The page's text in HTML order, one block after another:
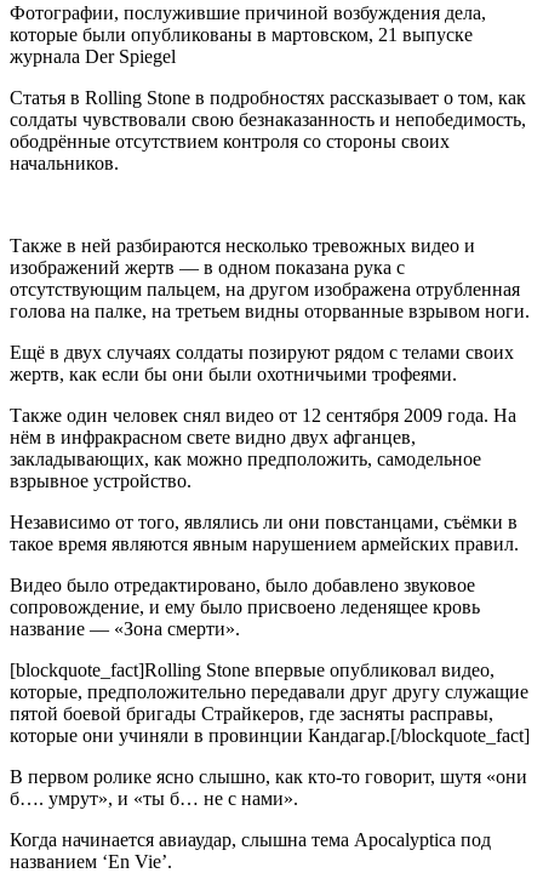
Фотографии, послужившие причиной возбуждения дела,
которые были опубликованы в мартовском, 21 выпуске
журнала Der Spiegel
Статья в Rolling Stone в подробностях рассказывает о том, как
солдаты чувствовали свою безнаказанность и непобедимость,
ободрённые отсутствием контроля со стороны своих
начальников.
Также в ней разбираются несколько тревожных видео и
изображений жертв — в одном показана рука с
отсутствующим пальцем, на другом изображена отрубленная
голова на палке, на третьем видны оторванные взрывом ноги.
Ещё в двух случаях солдаты позируют рядом с телами своих
жертв, как если бы они были охотничьими трофеями.
Также один человек снял видео от 12 сентября 2009 года. На
нём в инфракрасном свете видно двух афганцев,
закладывающих, как можно предположить, самодельное
взрывное устройство.
Независимо от того, являлись ли они повстанцами, съёмки в
такое время являются явным нарушением армейских правил.
Видео было отредактировано, было добавлено звуковое
сопровождение, и ему было присвоено леденящее кровь
название — «Зона смерти».
[blockquote_fact]Rolling Stone впервые опубликовал видео,
которые, предположительно передавали друг другу служащие
пятой боевой бригады Страйкеров, где засняты расправы,
которые они учиняли в провинции Кандагар.[/blockquote_fact]
В первом ролике ясно слышно, как кто-то говорит, шутя «они
б…. умрут», и «ты б… не с нами».
Когда начинается авиаудар, слышна тема Apocalyptica под
названием ‘En Vie’.